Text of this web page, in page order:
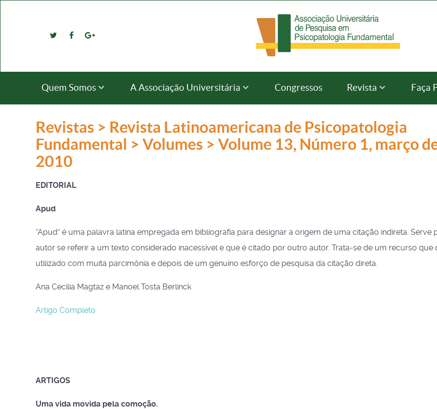
Quem Somos A Associação Universitária Congressos Revista Faça
Revistas > Revista Latinoamericana de Psicopatologia
Fundamental > Volumes > Volume 13, Número 1, março
2010
EDITORIAL
Apud
“Apud” é uma palavra latina empregada em bibliografia para designar a origem de uma citação indireta. Serve
autor se referir a um texto considerado inacessível e que é citado por outro autor. Trata-se de um recurso que
utilizado com muita parcimônia e depois de um genuíno esforço de pesquisa da citação direta.
Ana Cecília Magtaz e Manoel Tosta Berlinck
Artigo Completo
ARTIGOS
Uma vida movida pela comoção.